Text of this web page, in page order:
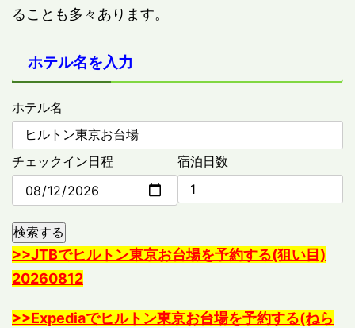
ることも多々あります。
ホテル名を入力
ホテル名
チェックイン日程 宿泊日数
検索する
>>JTBでヒルトン東京お台場を予約する(狙い目)
20260812
>>Expediaでヒルトン東京お台場を予約する(ねら